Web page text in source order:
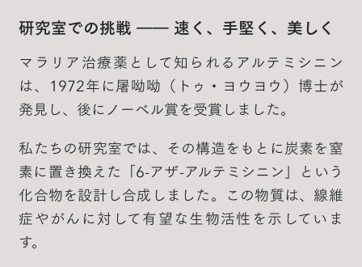
研究室での挑戦 ―― 速く、手堅く、美しく
マラリア治療薬として知られるアルテミシニン
は、1972年に屠呦呦（トゥ・ヨウヨウ）博士が
発見し、後にノーベル賞を受賞しました。
私たちの研究室では、その構造をもとに炭素を窒
素に置き換えた「6-アザ-アルテミシニン」という
化合物を設計し合成しました。この物質は、線維
症やがんに対して有望な生物活性を示していま
す。